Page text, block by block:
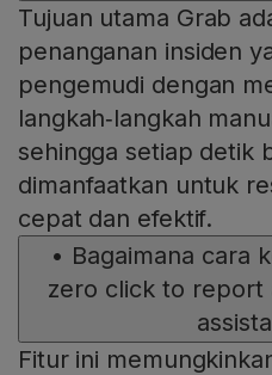
Tujuan utama Grab
penanganan insiden
pengemudi dengan
langkah‑langkah
sehingga setiap detik
dimanfaatkan untuk
cepat dan efektif.
• Bagaimana cara
zero click to report
Fitur ini